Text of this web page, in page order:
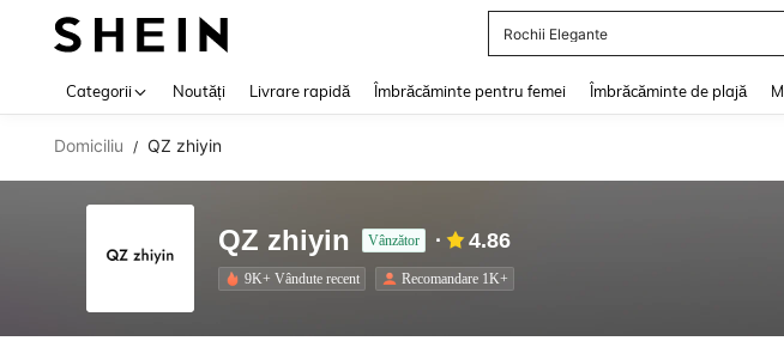
Rochii De Vară
Categorii Noutăți Livrare rapidă Îmbrăcăminte pentru femei Îmbrăcăminte de plajă
Domiciliu / QZ zhiyin
QZ zhiyin Vânzător 4.86
9K+ Vândute recent Recomandare 1K+